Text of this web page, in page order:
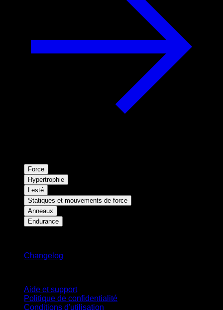
Force
Hypertrophie
Lesté
Statiques et mouvements de force
Anneaux
Endurance
Changelog
Aide et support
Politique de confidentialité
Conditions d'utilisation